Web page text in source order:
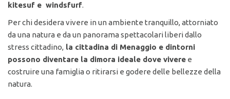
kitesuf e windsfurf.
Per chi desidera vivere in un ambiente tranquillo, attorniato
da una natura e da un panorama spettacolari liberi dallo
stress cittadino, la cittadina di Menaggio e dintorni
possono diventare la dimora ideale dove vivere e
costruire una famiglia o ritirarsi e godere delle bellezze della
natura.